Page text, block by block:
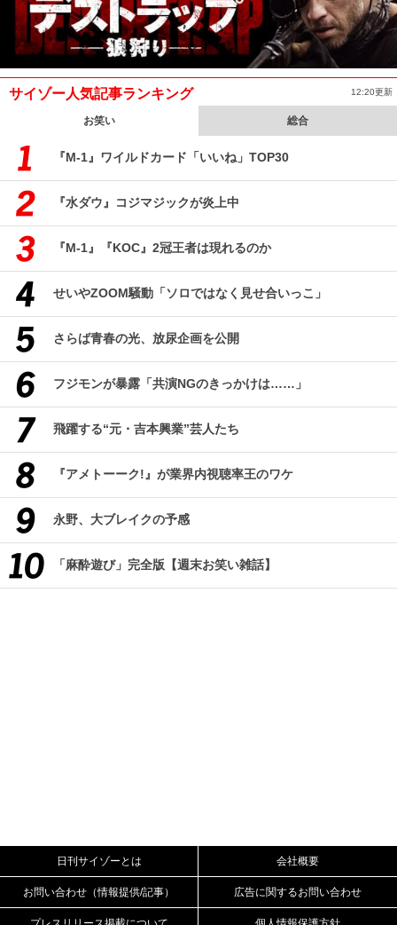
サイゾー人気記事ランキング 12:20更新
お笑い 総合
『M-1』ワイルドカード「いいね」TOP30
『水ダウ』コジマジックが炎上中
『M-1』『KOC』2冠王者は現れるのか
せいやZOOM騒動「ソロではなく見せ合いっこ」
さらば青春の光、放尿企画を公開
フジモンが暴露「共演NGのきっかけは……」
飛躍する“元・吉本興業”芸人たち
『アメトーーク!』が業界内視聴率王のワケ
永野、大ブレイクの予感
「麻酔遊び」完全版【週末お笑い雑話】
日刊サイゾーとは 会社概要
お問い合わせ（情報提供/記事） 広告に関するお問い合わせ